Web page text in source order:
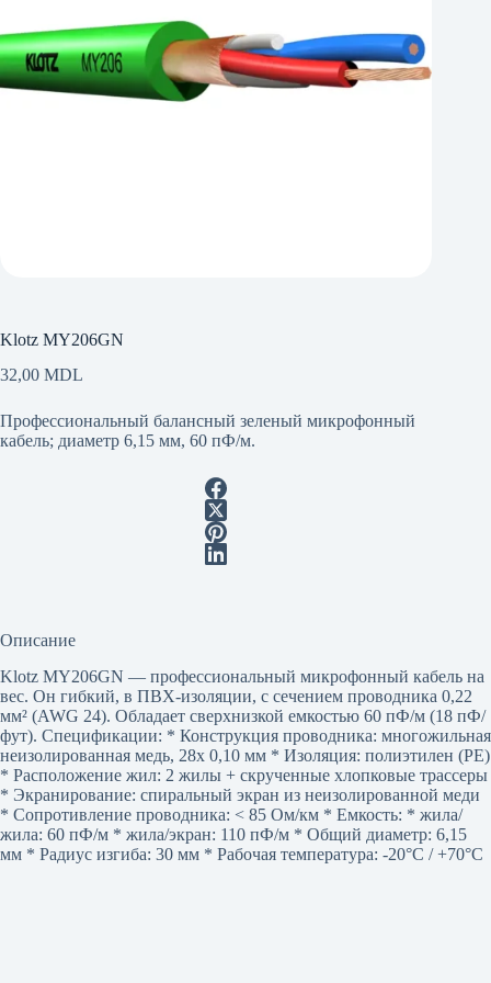
Klotz MY206GN
32,00 MDL
Профессиональный балансный зеленый микрофонный
кабель; диаметр 6,15 мм, 60 пФ/м.
Описание
Klotz MY206GN — профессиональный микрофонный кабель на
вес. Он гибкий, в ПВХ-изоляции, с сечением проводника 0,22
мм² (AWG 24). Обладает сверхнизкой емкостью 60 пФ/м (18 пФ/
фут). Спецификации: * Конструкция проводника: многожильная
неизолированная медь, 28x 0,10 мм * Изоляция: полиэтилен (PE)
* Расположение жил: 2 жилы + скрученные хлопковые трассеры
* Экранирование: спиральный экран из неизолированной меди
* Сопротивление проводника: < 85 Ом/км * Емкость: * жила/
жила: 60 пФ/м * жила/экран: 110 пФ/м * Общий диаметр: 6,15
мм * Радиус изгиба: 30 мм * Рабочая температура: -20°C / +70°C